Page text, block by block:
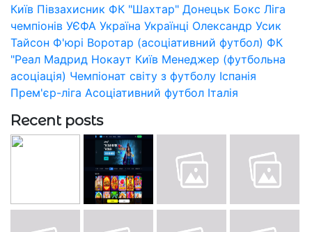
Київ Півзахисник ФК "Шахтар" Донецьк Бокс Ліга
чемпіонів УЄФА Україна Українці Олександр Усик
Тайсон Ф'юрі Воротар (асоціативний футбол) ФК
"Реал Мадрид Нокаут Київ Менеджер (футбольна
асоціація) Чемпіонат світу з футболу Іспанія
Прем'єр-ліга Асоціативний футбол Італія
Recent posts